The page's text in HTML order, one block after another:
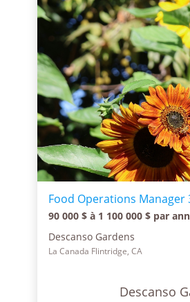
Food Operations Manager
90 000 $ à 1 100 000 $ par
Descanso Gardens
La Canada Flintridge, CA
Descanso